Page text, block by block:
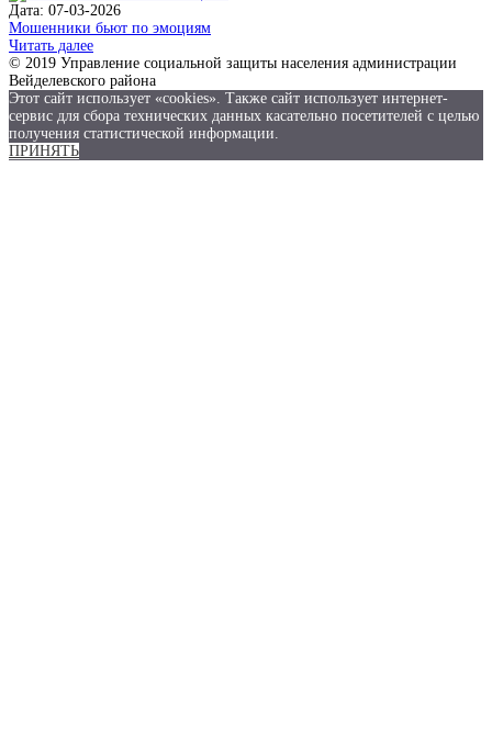
Дата: 07-03-2026
Мошенники бьют по эмоциям
Читать далее
© 2019 Управление социальной защиты населения администрации
Вейделевского района
Этот сайт использует «cookies». Также сайт использует интернет-
сервис для сбора технических данных касательно посетителей с целью
получения статистической информации.
ПРИНЯТЬ